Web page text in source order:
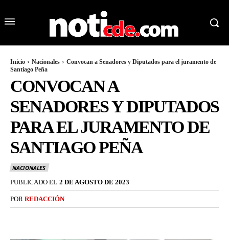
Inicio Nacionales
Convocan a Senadores y Diputados para el juramento de
Santiago Peña
CONVOCAN A
SENADORES Y DIPUTADOS
PARA EL JURAMENTO DE
SANTIAGO PEÑA
NACIONALES
PUBLICADO EL 2 DE AGOSTO DE 2023
POR REDACCIÓN